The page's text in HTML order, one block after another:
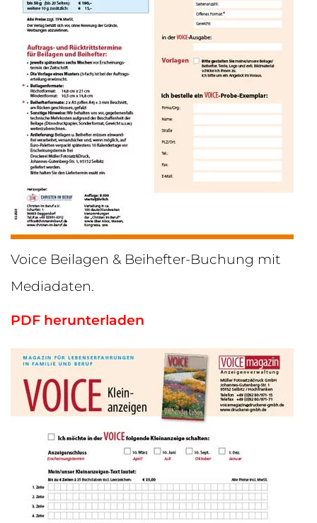
Voice Beilagen & Beihefter-Buchung mit
Mediadaten.
PDF herunterladen